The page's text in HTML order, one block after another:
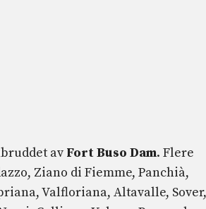
av Fort Buso Dam. Flere
Ziano di Fiemme, Panchià,
Valfloriana, Altavalle, Sover,